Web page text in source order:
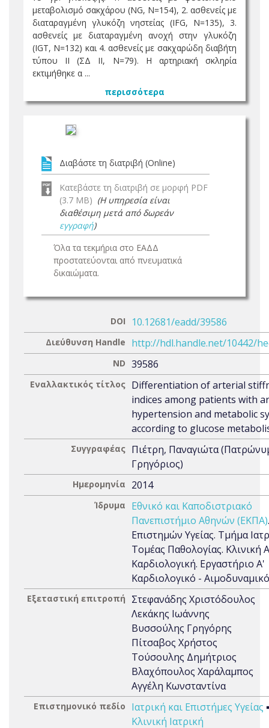
μεταβολισμό σακχάρου (NG, N=154), 2. ασθενείς με
διαταραγμένη γλυκόζη νηστείας (IFG, N=135), 3.
ασθενείς με διαταραγμένη ανοχή στην γλυκόζη
(IGT, N=132) και 4. ασθενείς με σακχαρώδη διαβήτη
τύπου ΙΙ (ΣΔ ΙΙ, Ν=79). Η αρτηριακή σκληρία
εκτιμήθηκε α ...
περισσότερα
Διαβάστε τη διατριβή (Online)
Κατεβάστε τη διατριβή σε μορφή PDF
(3.7 MB) (Η υπηρεσία είναι
διαθέσιμη μετά από δωρεάν
εγγραφή)
Όλα τα τεκμήρια στο ΕΑΔΔ
προστατεύονται από πνευματικά
δικαιώματα.
DOI 10.12681/eadd/39586
Διεύθυνση Handle http://hdl.handle.net/10442/
ND 39586
Εναλλακτικός τίτλος Differentiation of arterial
indices among patients with
hypertension and metabolic
according to glucose
Συγγραφέας Πιέτρη, Παναγιώτα
Γρηγόριος)
Ημερομηνία 2014
Ίδρυμα
Εθνικό και Καποδιστριακό
Πανεπιστήμιο Αθηνών (ΕΚΠΑ)
Επιστημών Υγείας. Τμήμα
Τομέας Παθολογίας. Κλινική
Καρδιολογική. Εργαστήριο Α'
Καρδιολογικό - Αιμοδυναμικό
Εξεταστική επιτροπή
Στεφανάδης Χριστόδουλος
Λεκάκης Ιωάννης
Βυσσούλης Γρηγόρης
Πίτσαβος Χρήστος
Τούσουλης Δημήτριος
Βλαχόπουλος Χαράλαμπος
Αγγέλη Κωνσταντίνα
Επιστημονικό πεδίο Ιατρική και Επιστήμες Υγείας
Κλινική Ιατρική